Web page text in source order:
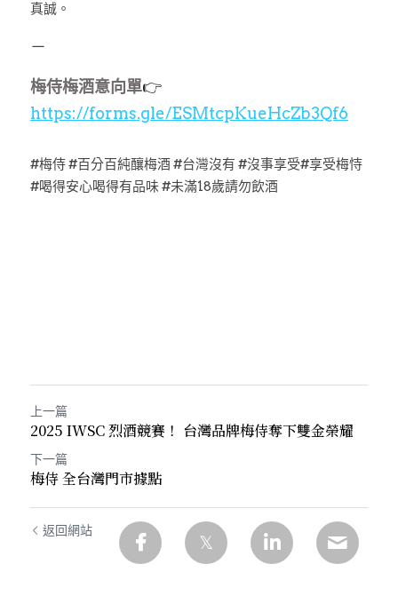
真誠。
－
梅侍梅酒意向單👉
https://forms.gle/ESMtcpKueHcZb3Qf6
#梅侍 #百分百純釀梅酒 #台灣沒有 #沒事享受#享受梅恃
#喝得安心喝得有品味 #未滿18歲請勿飲酒
上一篇
2025 IWSC 烈酒競賽！ 台灣品牌梅侍奪下雙金榮耀
下一篇
梅侍 全台灣門市據點
返回網站